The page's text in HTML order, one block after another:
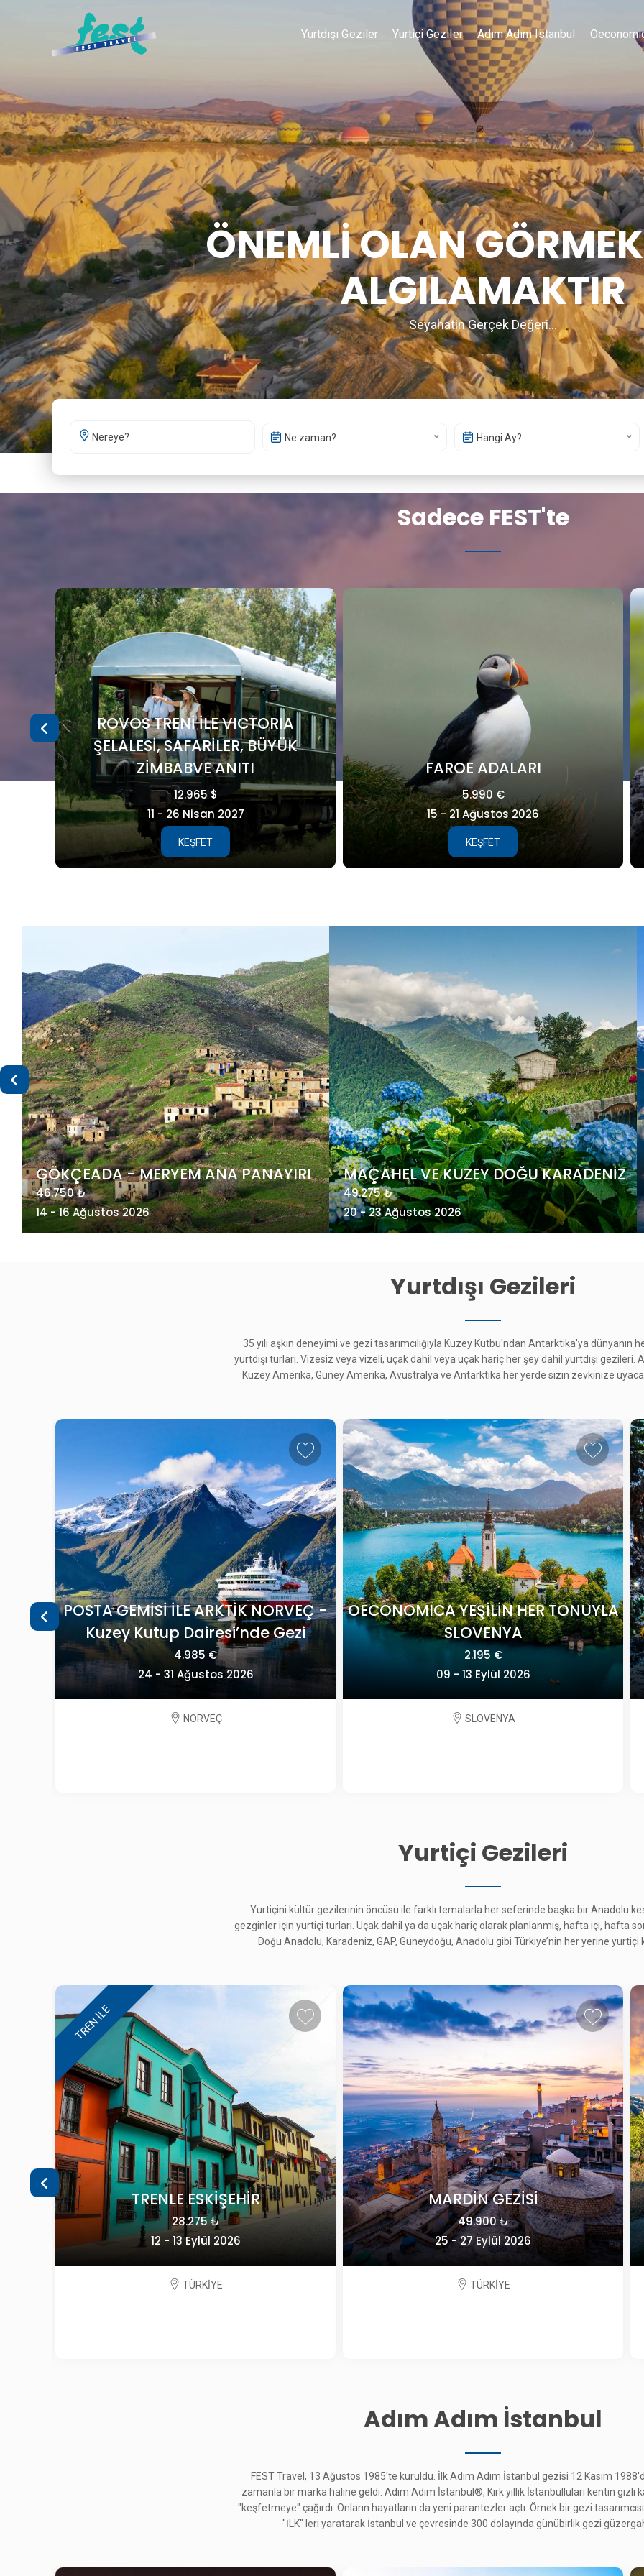
Yurtdışı Geziler Yurtiçi Geziler Adım Adım Istanbul
ÖNEMLİ OLAN
ALGILAMAKTIR
Seyahatin Gerçek Değeri...
Ne zaman? Hangi Ay?
Sadece FEST'te
FAROE ADALARI
5.990 €
15 - 21 Ağustos 2026
KEŞFET
GALAPAGOS
8.995 €
25 Ağustos - 04 Eylül 2027
KEŞFET
MAÇAHEL VE KUZEY DOĞU KARADENİZ
49.275 ₺
20 - 23 Ağustos 2026
POSTA GEMİSİ İLE ARKTİK NORVEÇ -
Kuzey Kutup Dairesi’nde Gezi
4.985 €
24 - 31 Ağustos 2026
Yurtdışı Gezileri
35 yılı aşkın deneyimi ve gezi tasarımcılığıyla Kuzey Kutbu'ndan Antarktika'ya dünyanın
yurtdışı turları. Vizesiz veya vizeli, uçak dahil veya uçak hariç her şey dahil yurtdışı gezileri.
Kuzey Amerika, Güney Amerika, Avustralya ve Antarktika her yerde sizin zevkinize
-
OECONOMICA YEŞİLİN HER TONUYLA
SLOVENYA
2.195 €
09 - 13 Eylül 2026
SLOVENYA
POLONYA'DA TARİH VE SANAT
2.825 €
24 Eylül - 01 Ekim 2026
POLONYA
Yurtiçi Gezileri
Yurtiçini kültür gezilerinin öncüsü ile farklı temalarla her seferinde başka bir Anadolu
gezginler için yurtiçi turları. Uçak dahil ya da uçak hariç olarak planlanmış, hafta içi, hafta
Doğu Anadolu, Karadeniz, GAP, Güneydoğu, Anadolu gibi Türkiye’nin her yerine yurtiçi
MARDİN GEZİSİ
49.900 ₺
25 - 27 Eylül 2026
TÜRKİYE
KLASİK KAPADOKYA
49.415 ₺
28 - 31 Ekim 2026
TÜRKİYE
Adım Adım İstanbul
FEST Travel, 13 Ağustos 1985'te kuruldu. İlk Adım Adım İstanbul gezisi 12 Kasım
zamanla bir marka haline geldi. Adım Adım İstanbul®, Kırk yıllık İstanbulluları kentin gizli
"keşfetmeye" çağırdı. Onların hayatların da yeni parantezler açtı. Örnek bir gezi
"İLK" leri yaratarak İstanbul ve çevresinde 300 dolayında günübirlik gezi